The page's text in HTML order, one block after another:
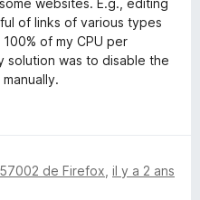
websites. E.g., editing
of links of various types
of my CPU per
was to disable the
de Firefox il y a 2 ans